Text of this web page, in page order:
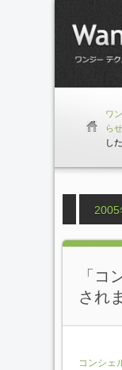
ワ
らせ
した
2005
「コ
され
コンシェ